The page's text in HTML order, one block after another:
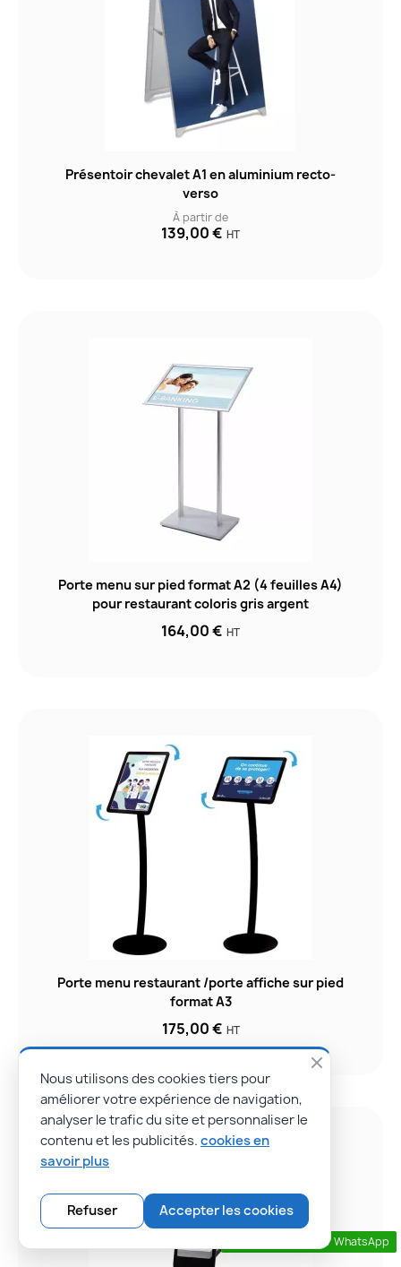
Présentoir chevalet A1 en aluminium recto-
verso
À partir de
139,00 € HT
Porte menu sur pied format A2 (4 feuilles A4)
pour restaurant coloris gris argent
164,00 € HT
Porte menu restaurant /porte affiche sur pied
format A3
175,00 € HT
Contactez nous par WhatsApp
Nous utilisons des cookies tiers pour
améliorer votre expérience de navigation,
analyser le trafic du site et personnaliser le
contenu et les publicités. cookies en
savoir plus
Accepter les cookies
Refuser